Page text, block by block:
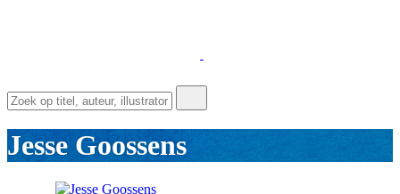
Jesse Goossens